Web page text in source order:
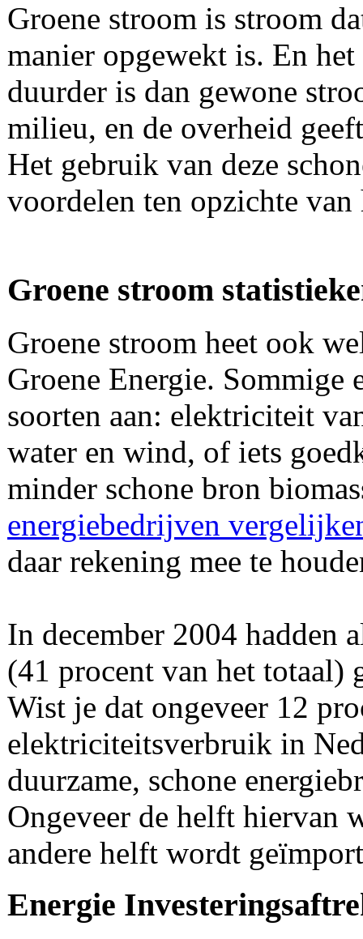
Groene stroom is stroom
manier opgewekt is. En
duurder is dan gewone
milieu, en de overheid
Het gebruik van deze
voordelen ten opzichte
Groene stroom
Groene stroom heet ook
Groene Energie. Sommige
soorten aan: elektriciteit
water en wind, of iets
minder schone bron
energiebedrijven
daar rekening mee te
In december 2004 hadden
(41 procent van het totaal)
Wist je dat ongeveer 12
elektriciteitsverbruik in
duurzame, schone
Ongeveer de helft hiervan
andere helft wordt
Energie